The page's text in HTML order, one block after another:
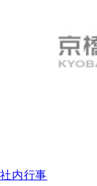
社内行事